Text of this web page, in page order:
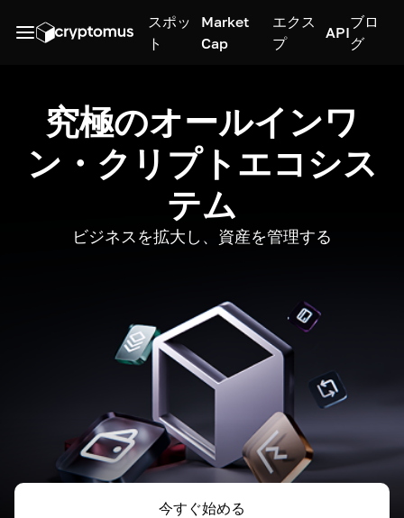
スポッ
ト
Market
Cap
エクス
プ
API
ブロ
グ
究極のオールインワ
ン・クリプトエコシス
テム
ビジネスを拡大し、資産を管理する
今すぐ始める